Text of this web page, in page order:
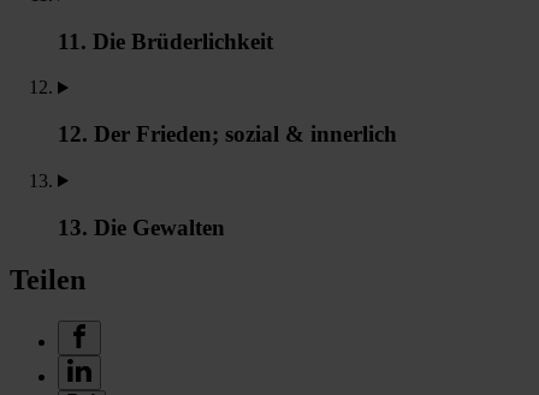
11. Die Brüderlichkeit
12. Der Frieden; sozial & innerlich
13. Die Gewalten
Teilen